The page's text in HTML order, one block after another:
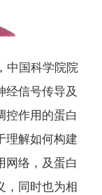
中国科学院院
经信号传导及
控作用的蛋白
理解如何构建
网络，及蛋白
，同时也为相